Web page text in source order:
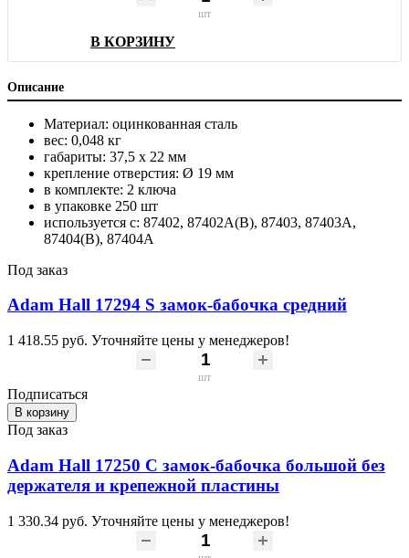
шт
В КОРЗИНУ
Описание
Материал: оцинкованная сталь
вес: 0,048 кг
габариты: 37,5 х 22 мм
крепление отверстия: Ø 19 мм
в комплекте: 2 ключа
в упаковке 250 шт
используется с: 87402, 87402A(B), 87403, 87403A,
87404(B), 87404A
Под заказ
Adam Hall 17294 S замок-бабочка средний
1 418.55 руб. Уточняйте цены у менеджеров!
шт
Подписаться
В корзину
Под заказ
Adam Hall 17250 C замок-бабочка большой без
держателя и крепежной пластины
1 330.34 руб. Уточняйте цены у менеджеров!